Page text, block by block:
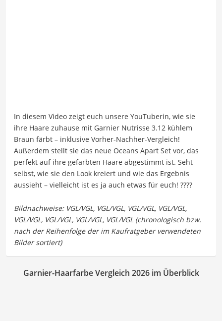
In diesem Video zeigt euch unsere YouTuberin, wie sie
ihre Haare zuhause mit Garnier Nutrisse 3.12 kühlem
Braun färbt – inklusive Vorher-Nachher-Vergleich!
Außerdem stellt sie das neue Oceans Apart Set vor, das
perfekt auf ihre gefärbten Haare abgestimmt ist. Seht
selbst, wie sie den Look kreiert und wie das Ergebnis
aussieht – vielleicht ist es ja auch etwas für euch! ????
Garnier-Haarfarbe Vergleich 2026 im Überblick